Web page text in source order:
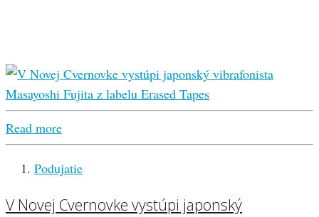
Read more
Podujatie
V Novej Cvernovke vystúpi japonský